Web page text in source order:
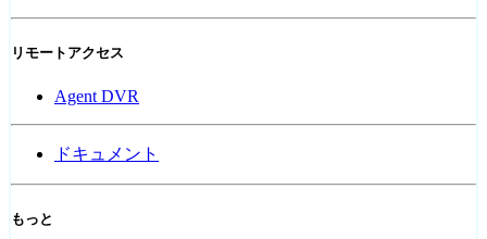
リモートアクセス
Agent DVR
ドキュメント
もっと